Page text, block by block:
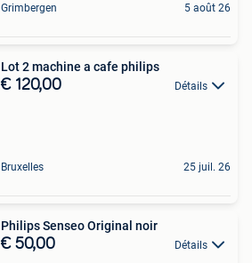
Grimbergen 5 août 26
Lot 2 machine a cafe philips
€ 120,00 Détails
Bruxelles 25 juil. 26
Philips Senseo Original noir ️
€ 50,00 Détails